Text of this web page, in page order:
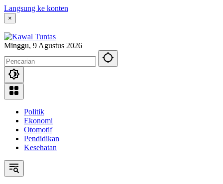
Langsung ke konten
×
Minggu, 9 Agustus 2026
Politik
Ekonomi
Otomotif
Pendidikan
Kesehatan